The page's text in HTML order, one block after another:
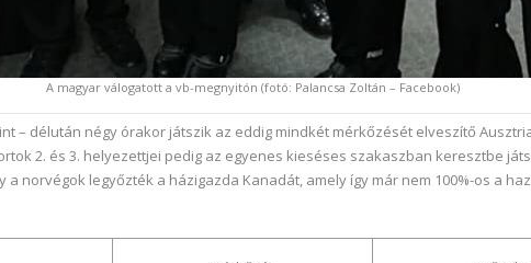
A magyar válogatott a vb-megnyitón (fotó: Palancsa Zoltán – Facebook)
– délután négy órakor játszik az eddig mindkét mérkőzését elveszítő
2. és 3. helyezettjei pedig az egyenes kieséses szakaszban keresztbe
norvégok legyőzték a házigazda Kanadát, amely így már nem 100%-os a